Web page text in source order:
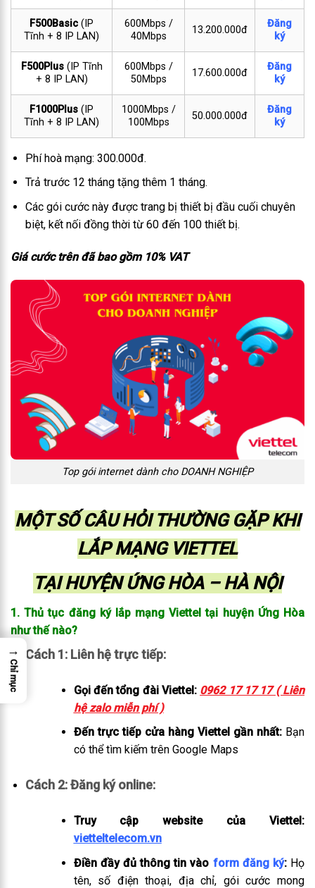
F500Basic (IP
Tĩnh + 8 IP LAN)
600Mbps /
40Mbps
13.200.000đ
Đăng
ký
F500Plus(IP Tĩnh
+ 8 IP LAN)
600Mbps /
50Mbps
17.600.000đ
Đăng
ký
F1000Plus (IP
Tĩnh + 8 IP LAN)
1000Mbps /
100Mbps
50.000.000đ
Đăng
ký
Phí hoà mạng: 300.000đ.
Trả trước 12 tháng tặng thêm 1 tháng.
Các gói cước này được trang bị thiết bị đầu cuối chuyên
biệt, kết nối đồng thời từ 60 đến 100 thiết bị.
Giá cước trên đã bao gồm 10% VAT
Top gói internet dành cho DOANH NGHIỆP
MỘT SỐ CÂU HỎI THƯỜNG GẶP KHI
LẮP MẠNG VIETTEL
TẠI HUYỆN ỨNG HÒA – HÀ NỘI
1. Thủ tục đăng ký lắp mạng Viettel tại huyện Ứng Hòa
như thế nào?
Cách 1: Liên hệ trực tiếp:
Gọi đến tổng đài Viettel: 0962 17 17 17 ( Liên
hệ zalo miễn phí )
Đến trực tiếp cửa hàng Viettel gần nhất:Bạn
có thể tìm kiếm trên Google Maps
Cách 2: Đăng ký online:
Truy cập website của Viettel:
vietteltelecom.vn
Điền đầy đủ thông tin vào form đăng ký:Họ
tên, số điện thoại, địa chỉ, gói cước mong
→
Chỉ mục